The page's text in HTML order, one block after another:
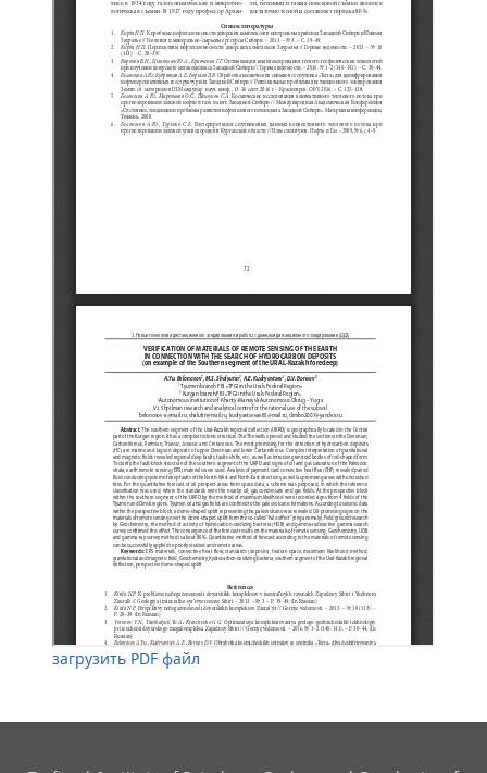
загрузить PDF файл